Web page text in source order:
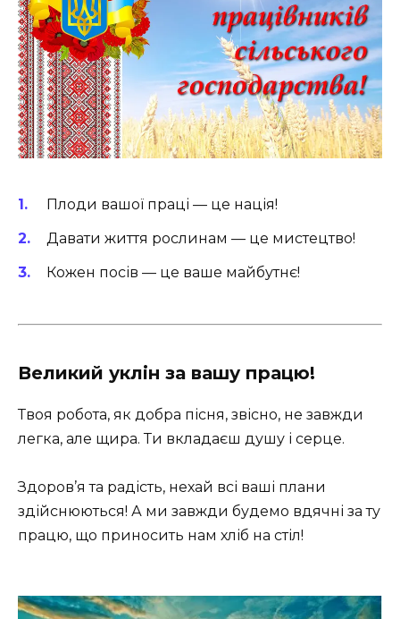
Плоди вашої праці — це нація!
Давати життя рослинам — це мистецтво!
Кожен посів — це ваше майбутнє!
Великий уклін за вашу працю!
Твоя робота, як добра пісня, звісно, не завжди
легка, але щира. Ти вкладаєш душу і серце.
Здоров’я та радість, нехай всі ваші плани
здійснюються! А ми завжди будемо вдячні за ту
працю, що приносить нам хліб на стіл!